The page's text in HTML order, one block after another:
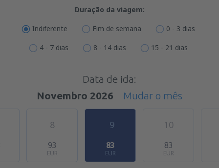
Duração da viagem:
Indiferente Fim de semana 0 - 3 dias
4 - 7 dias 8 - 14 dias 15 - 21 dias
Data de ida:
Novembro 2026
Mudar o mês
8
93
EUR
9
83
EUR
10
83
EUR